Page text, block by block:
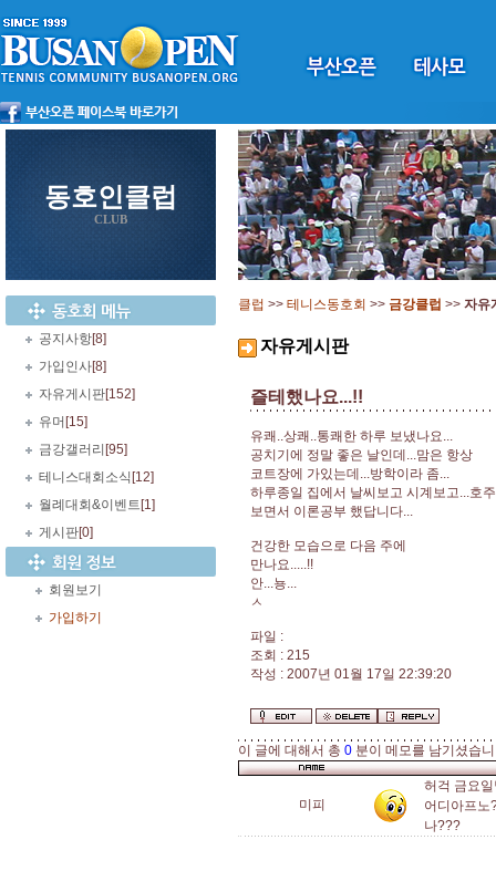
동호인클럽
CLUB
공지사항[8]
가입인사[8]
자유게시판[152]
유머 [15]
금강갤러리 [95]
테니스대회소식 [12]
월례대회&이벤트 [1]
게시판[0]
회원보기
가입하기
클럽 >> 테니스동호회 >> 금강클럽 >> 자유
자유게시판
즐테했나요...!!
유쾌..상쾌..통쾌한 하루 보냈나요...
공치기에 정말 좋은 날인데...맘은 항상
코트장에 가있는데...방학이라 좀...
하루종일 집에서 날씨보고 시계보고...호
보면서 이론공부 했답니다...
건강한 모습으로 다음 주에
만나요.....!!
안...뇽...
ㅅ
파일 :
조회 : 215
작성 : 2007년 01월 17일 22:39:20
이 글에 대해서 총 0 분이 메모를 남기셨습
미피
허걱 금요
어디아프
나???